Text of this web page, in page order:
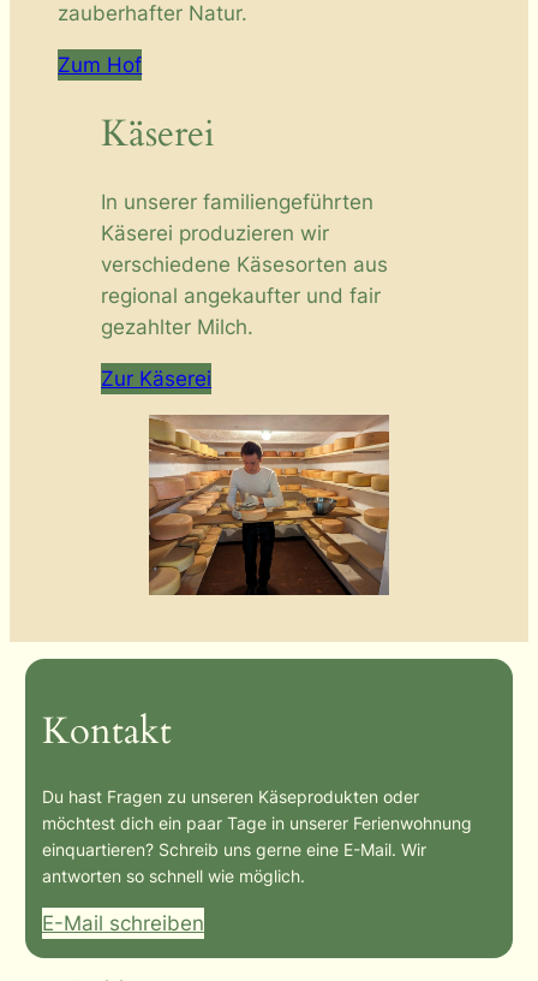
zauberhafter Natur.
Zum Hof
Käserei
In unserer familiengeführten
Käserei produzieren wir
verschiedene Käsesorten aus
regional angekaufter und fair
gezahlter Milch.
Zur Käserei
Kontakt
Du hast Fragen zu unseren Käseprodukten oder
möchtest dich ein paar Tage in unserer Ferienwohnung
einquartieren? Schreib uns gerne eine E-Mail. Wir
antworten so schnell wie möglich.
E-Mail schreiben